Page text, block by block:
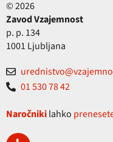
© 2026
Zavod Vzajemnost
p. p. 134
1001 Ljubljana
01 530 78 42
Naročnikilahko